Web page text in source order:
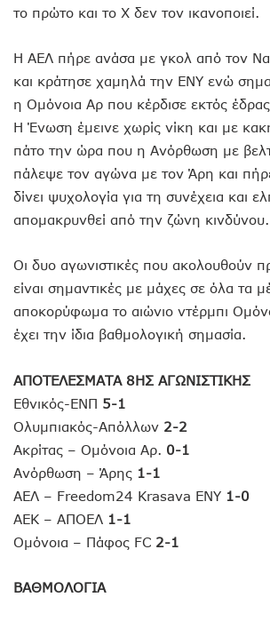
το πρώτο και το Χ δεν τον ικανοποιεί.
Η ΑΕΛ πήρε ανάσα με γκολ από τον
και κράτησε χαμηλά την ΕΝΥ ενώ
η Ομόνοια Αρ που κέρδισε εκτός
Η Ένωση έμεινε χωρίς νίκη και με
πάτο την ώρα που η Ανόρθωση με
πάλεψε τον αγώνα με τον Άρη και
δίνει ψυχολογία για τη συνέχεια και
απομακρυνθεί από την ζώνη κινδύνου.
Οι δυο αγωνιστικές που ακολουθούν
είναι σημαντικές με μάχες σε όλα τα
αποκορύφωμα το αιώνιο ντέρμπι
έχει την ίδια βαθμολογική σημασία.
ΑΠΟΤΕΛΕΣΜΑΤΑ 8ΗΣ ΑΓΩΝΙΣΤΙΚΗΣ
Εθνικός-ΕΝΠ 5-1
Ολυμπιακός-Απόλλων 2-2
Ακρίτας – Ομόνοια Αρ. 0-1
Ανόρθωση – Άρης 1-1
ΑΕΛ – Freedom24 Krasava ΕΝΥ 1-0
ΑΕΚ – ΑΠΟΕΛ 1-1
Ομόνοια – Πάφος FC 2-1
ΒΑΘΜΟΛΟΓΙΑ